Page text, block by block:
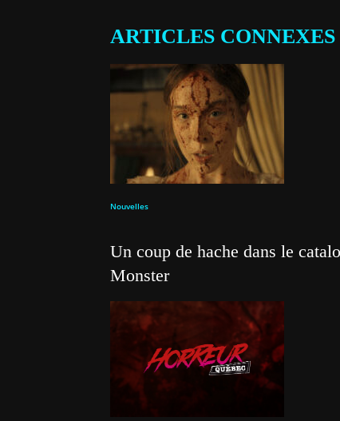
ARTICLES CONNEXES
Nouvelles
Un coup de hache dans le
Monster